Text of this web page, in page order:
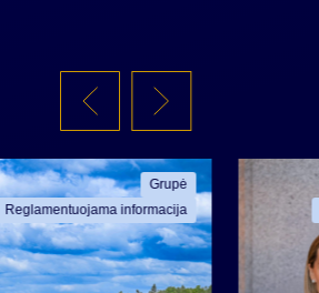
Grupė
Reglamentuojama informacija